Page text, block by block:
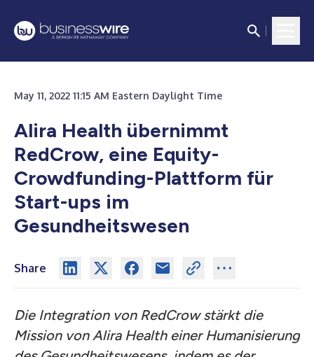
May 11, 2022 11:15 AM Eastern Daylight Time
Alira Health übernimmt
RedCrow, eine Equity-
Crowdfunding-Plattform für
Start-ups im
Gesundheitswesen
Share
Die Integration von RedCrow stärkt die
Mission von Alira Health einer Humanisierung